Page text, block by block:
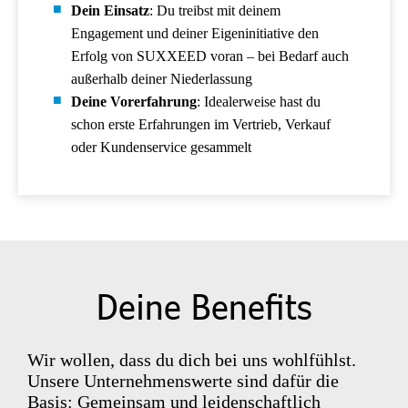
Dein Einsatz: Du treibst mit deinem
Engagement und deiner Eigeninitiative den
Erfolg von SUXXEED voran – bei Bedarf auch
außerhalb deiner Niederlassung
Deine Vorerfahrung: Idealerweise hast du
schon erste Erfahrungen im Vertrieb, Verkauf
oder Kundenservice gesammelt
Deine Benefits
Wir wollen, dass du dich bei uns wohlfühlst.
Unsere Unternehmenswerte sind dafür die
Basis: Gemeinsam und leidenschaftlich